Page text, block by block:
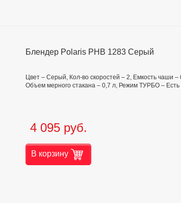
Блендер Polaris PHB 1283 Серый
Цвет – Серый, Кол-во скоростей – 2, Емкость чаши
Объем мерного стакана – 0,7 л, Режим ТУРБО – Есть
4 095 руб.
В корзину